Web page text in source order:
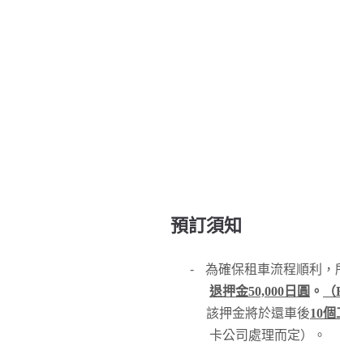
預訂須知
- 為確保租車流程順利
退押金50,000日圓 。
該押金將於還車後10
卡公司處理而定）。